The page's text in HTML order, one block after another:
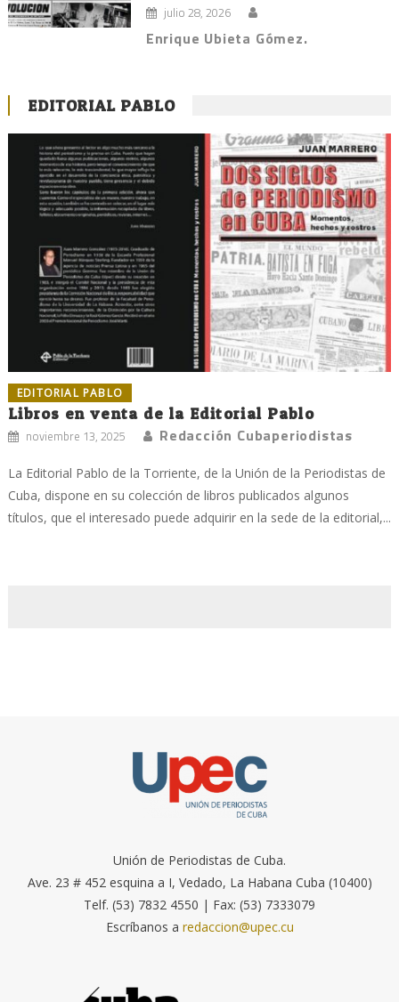
julio 28, 2026
Enrique Ubieta Gómez.
EDITORIAL PABLO
EDITORIAL PABLO
Libros en venta de la Editorial Pablo
noviembre 13, 2025 Redacción Cubaperiodistas
La Editorial Pablo de la Torriente, de la Unión de la Periodistas de
Cuba, dispone en su colección de libros publicados algunos
títulos, que el interesado puede adquirir en la sede de la editorial,...
Unión de Periodistas de Cuba.
Ave. 23 # 452 esquina a I, Vedado, La Habana Cuba (10400)
Telf. (53) 7832 4550 | Fax: (53) 7333079
Escríbanos a redaccion@upec.cu